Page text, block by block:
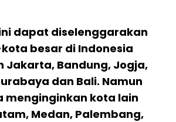
dapat diselenggarakan
besar di Indonesia
Jakarta, Bandung, Jogja,
dan Bali. Namun
menginginkan kota lain
Medan, Palembang,